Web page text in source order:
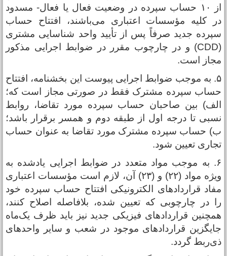
از ۱۰ حساب سپرده در وضعیت فعال یا فعال‌- مسدود
کلیه مؤسسات اعتباری می‌باشند، افتتاح حساب
جدید صرفاً پس از تأیید واحد شناسایی مشتری
(CDD) و در چارچوب مقرر در ضوابط اجرایی مذکور
است.
۵. به موجب ضوابط اجرایی پیوست این بخشنامه، افتتاح
سپرده مشترک فقط در صورتی مجاز است که؛
بین صاحبان حساب سپرده مورد تقاضا، روابط
تا درجه اول از طبقه دوم و همسر برقرار باشد؛
حساب سپرده مشترک مورد تقاضا به عنوان حساب
تعیین شود.
۶. به موجب مواد متعدد در ضوابط اجرایی یادشده به
ویژه مواد (۲۲) و (۲۳) آن، لازم است مؤسسات اعتباری
قراردادهای الکترونیکی افتتاح حساب سپرده خود
در چارچوبی که تعیین شده، بلافاصله اصلاح کنند،
قراردادهای فیزیکی جدید نیز باید ظرف یک‌ماه
قراردادهای موجود در شعب و سایر واحدهای
گردد.